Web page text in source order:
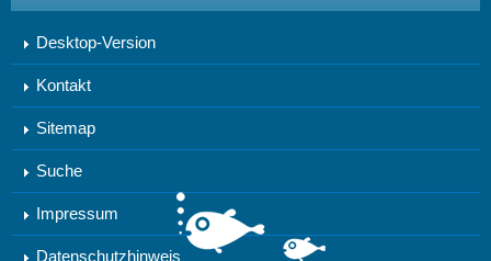
Desktop-Version
Kontakt
Sitemap
Suche
Impressum
Datenschutzhinweis